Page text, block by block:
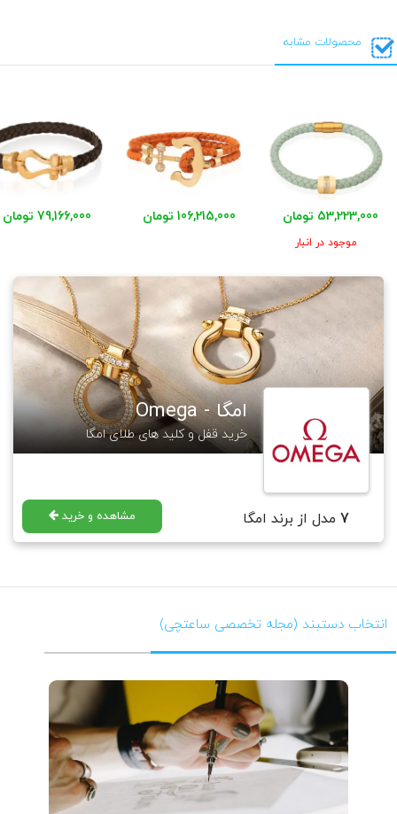
محصولات مشابه
53,223,000 تومان
موجود در انبار
106,215,000 تومان 79,166,000 تومان
امگا - Omega
خرید قفل و کلید های طلای امگا
7 مدل از برند امگا مشاهده و خرید
انتخاب دستبند (مجله تخصصی ساعتچی)